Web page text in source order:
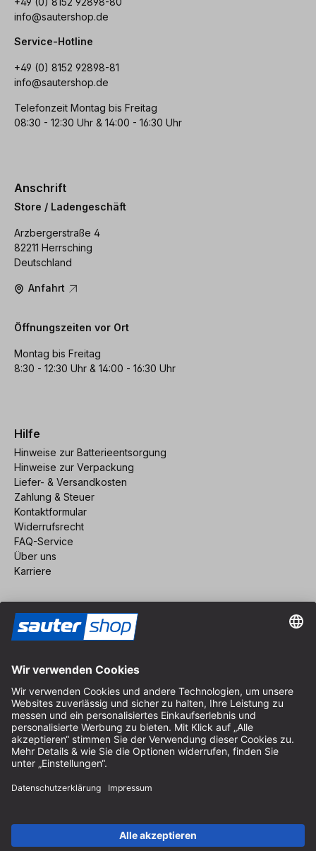
info@sautershop.de
Service-Hotline
+49 (0) 8152 92898-81
info@sautershop.de
Telefonzeit Montag bis Freitag
08:30 - 12:30 Uhr & 14:00 - 16:30 Uhr
Anschrift
Store / Ladengeschäft
Arzbergerstraße 4
82211 Herrsching
Deutschland
Anfahrt
Öffnungszeiten vor Ort
Montag bis Freitag
8:30 - 12:30 Uhr & 14:00 - 16:30 Uhr
Hilfe
Hinweise zur Batterieentsorgung
Hinweise zur Verpackung
Liefer- & Versandkosten
Zahlung & Steuer
Kontaktformular
Widerrufsrecht
FAQ-Service
Über uns
Karriere
Impressum
AGB
Datenschutz
Cookie-Einstellungen
© 2026 sauter GmbH
* kostenloser Versand ab 150 Euro Bestellwert innerhalb
Deutschlands für die Standard-Paketgrößen - ausgenommen
Sperrgut und Fracht